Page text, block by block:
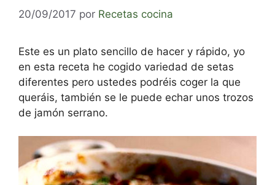
20/09/2017 por Recetas cocina
Este es un plato sencillo de hacer y rápido, yo
en esta receta he cogido variedad de setas
diferentes pero ustedes podréis coger la que
queráis, también se le puede echar unos trozos
de jamón serrano.